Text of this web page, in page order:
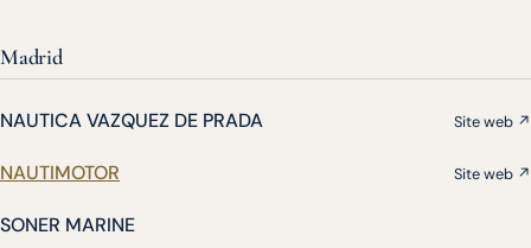
Madrid
NAUTICA VAZQUEZ DE PRADA Site web ↗
NAUTIMOTOR Site web ↗
SONER MARINE